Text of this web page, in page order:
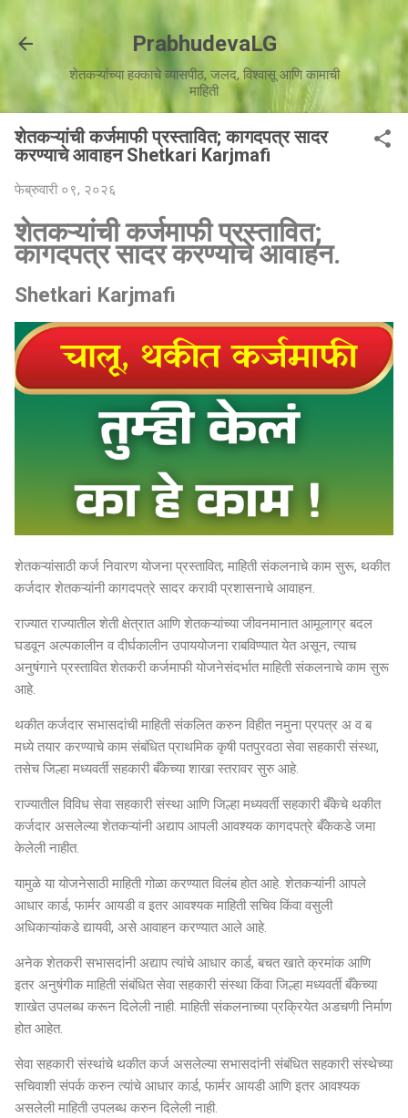
मुख्य सामग्रीवर वगळा
PrabhudevaLG
शेतकऱ्यांच्या हक्काचे व्यासपीठ, जलद, विश्वासू आणि कामाची
माहिती
शेतकऱ्यांची कर्जमाफी प्रस्तावित; कागदपत्र सादर
करण्याचे आवाहन Shetkari Karjmafi
फेब्रुवारी ०९, २०२६
शेतकऱ्यांची कर्जमाफी प्रस्तावित;
कागदपत्र सादर करण्याचे आवाहन.
Shetkari Karjmafi
शेतकऱ्यांसाठी कर्ज निवारण योजना प्रस्तावित; माहिती संकलनाचे काम सुरू, थकीत
कर्जदार शेतकऱ्यांनी कागदपत्रे सादर करावी प्रशासनाचे आवाहन.
राज्यात राज्यातील शेती क्षेत्रात आणि शेतकऱ्यांच्या जीवनमानात आमूलाग्र बदल
घडवून अल्पकालीन व दीर्घकालीन उपाययोजना राबविण्यात येत असून, त्याच
अनुषंगाने प्रस्तावित शेतकरी कर्जमाफी योजनेसंदर्भात माहिती संकलनाचे काम सुरू
आहे.
थकीत कर्जदार सभासदांची माहिती संकलित करुन विहीत नमुना प्रपत्र अ व ब
मध्ये तयार करण्याचे काम संबंधित प्राथमिक कृषी पतपुरवठा सेवा सहकारी संस्था,
तसेच जिल्हा मध्यवर्ती सहकारी बँकेच्या शाखा स्तरावर सुरु आहे.
राज्यातील विविध सेवा सहकारी संस्था आणि जिल्हा मध्यवर्ती सहकारी बँकेचे थकीत
कर्जदार असलेल्या शेतकऱ्यांनी अद्याप आपली आवश्यक कागदपत्रे बँकेकडे जमा
केलेली नाहीत.
यामुळे या योजनेसाठी माहिती गोळा करण्यात विलंब होत आहे. शेतकऱ्यांनी आपले
आधार कार्ड, फार्मर आयडी व इतर आवश्यक माहिती सचिव किंवा वसुली
अधिकाऱ्यांकडे द्यायवी, असे आवाहन करण्यात आले आहे.
अनेक शेतकरी सभासदांनी अद्याप त्यांचे आधार कार्ड, बचत खाते क्रमांक आणि
इतर अनुषंगीक माहिती संबंधित सेवा सहकारी संस्था किंवा जिल्हा मध्यवर्ती बँकेच्या
शाखेत उपलब्ध करून दिलेली नाही. माहिती संकलनाच्या प्रक्रियेत अडचणी निर्माण
होत आहेत.
सेवा सहकारी संस्थांचे थकीत कर्ज असलेल्या सभासदांनी संबंधित सहकारी संस्थेच्या
सचिवाशी संपर्क करुन त्यांचे आधार कार्ड, फार्मर आयडी आणि इतर आवश्यक
असलेली माहिती उपलब्ध करुन दिलेली नाही.